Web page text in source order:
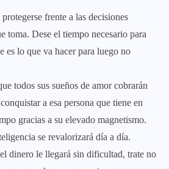
frente a las decisiones
toma. Dese el tiempo necesario para
es lo que va hacer para luego no
todos sus sueños de amor cobrarán
a esa persona que tiene en
gracias a su elevado magnetismo.
se revalorizará día a día.
dinero le llegará sin dificultad, trate no